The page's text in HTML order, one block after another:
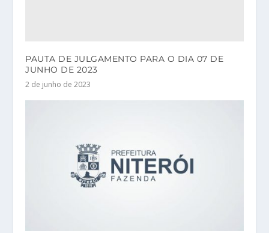
PAUTA DE JULGAMENTO PARA O DIA 07 DE
JUNHO DE 2023
2 de junho de 2023